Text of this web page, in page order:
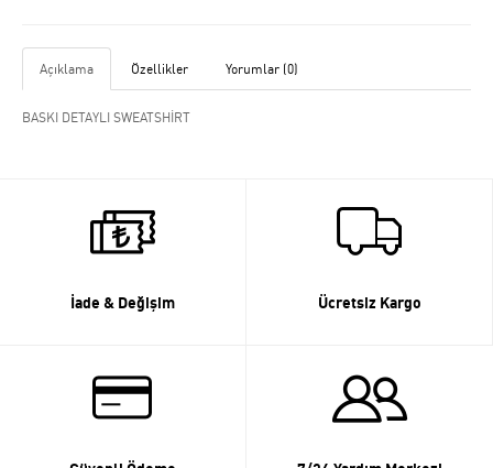
Açıklama Özellikler Yorumlar (0)
BASKI DETAYLI SWEATSHİRT
İade & Değişim Ücretsiz Kargo